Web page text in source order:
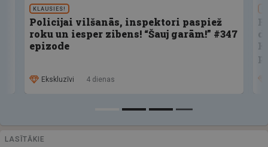
KLAUSIES!
Policijai vilšanās, inspektori paspiež
roku un iesper zibens! “Šauj garām!” #347
epizode
Ekskluzīvi 4 dienas
LASĪTĀKIE